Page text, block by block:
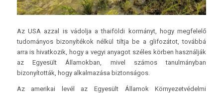
Az USA azzal is vádolja a thaiföldi kormányt, hogy megfelelő
tudományos bizonyítékok nélkül tiltja be a glifozátot, továbbá
arra is hivatkozik, hogy a vegyi anyagot széles körben használják
az Egyesült Államokban, mivel számos tanulmányban
bizonyították, hogy alkalmazása biztonságos.
Az amerikai levél az Egyesült Államok Környezetvédelmi